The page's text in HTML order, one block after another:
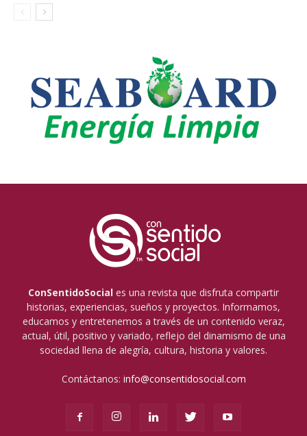
ConSentidoSocial es una revista que disfruta compartir
historias, experiencias, sueños y proyectos. Informamos,
educamos y entretenemos a través de un contenido veraz,
actual, útil, positivo y variado, reflejo del dinamismo de una
sociedad llena de alegría, cultura, historia y valores.
Contáctanos: info@consentidosocial.com